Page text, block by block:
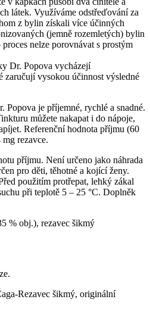
látek. Využíváme odstřeďování za
z bylin získali více účinných
(jemně rozemletých) bylin
nelze porovnávat s prostým
Dr. Popova vycházejí
zaručují vysokou účinnost výsledné
je příjemné, rychlé a snadné.
můžete nakapat i do nápoje,
Referenční hodnota příjmu (60
rezavce.
příjmu. Není určeno jako náhrada
pro děti, těhotné a kojící ženy.
použitím protřepat, lehký zákal
při teplotě 5 – 25 °C. Doplněk
% obj.), rezavec šikmý
Rezavec šikmý, originální